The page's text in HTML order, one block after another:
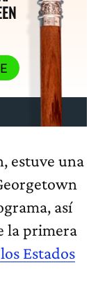
estuve una
así
la primera
Estados